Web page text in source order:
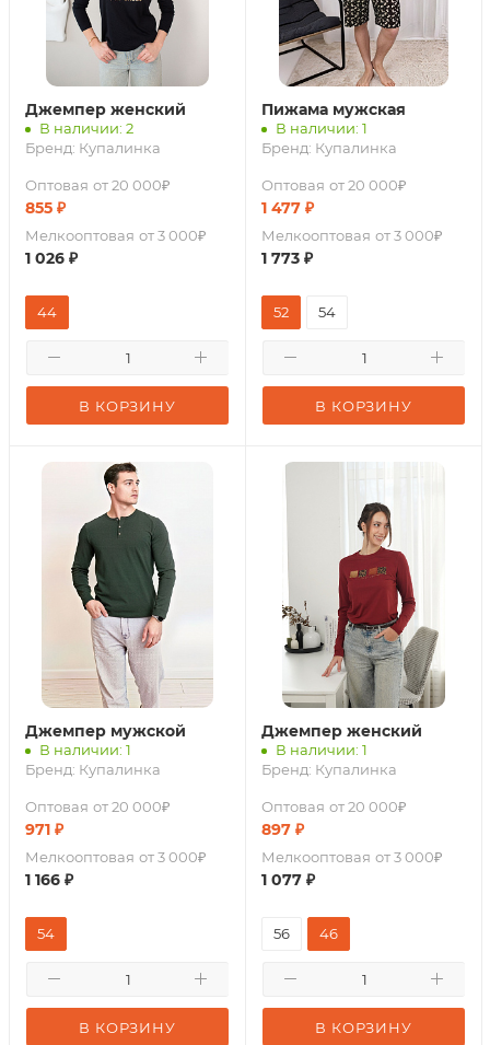
Джемпер женский
В наличии: 2
Бренд: Купалинка
Оптовая от 20 000₽
855 ₽
Мелкооптовая от 3 000₽
1 026 ₽
В КОРЗИНУ
44
Пижама мужская
В наличии: 1
Бренд: Купалинка
Оптовая от 20 000₽
1 477 ₽
Мелкооптовая от 3 000₽
1 773 ₽
В КОРЗИНУ
52 54
Джемпер мужской
В наличии: 1
Бренд: Купалинка
Оптовая от 20 000₽
971 ₽
Мелкооптовая от 3 000₽
1 166 ₽
В КОРЗИНУ
54
Джемпер женский
В наличии: 1
Бренд: Купалинка
Оптовая от 20 000₽
897 ₽
Мелкооптовая от 3 000₽
1 077 ₽
В КОРЗИНУ
56 46